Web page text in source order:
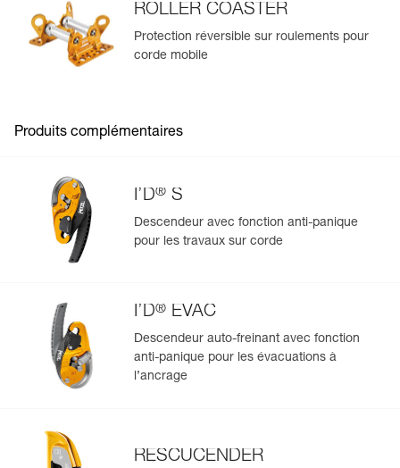
Voir l'historique d'un produit à partir de sa date de
fabrication.
ROLLER COASTER
Protection réversible sur roulements pour
corde mobile
Produits complémentaires
I’D® S
Descendeur avec fonction anti-panique
pour les travaux sur corde
I’D® EVAC
Descendeur auto-freinant avec fonction
anti-panique pour les évacuations à
l’ancrage
RESCUCENDER